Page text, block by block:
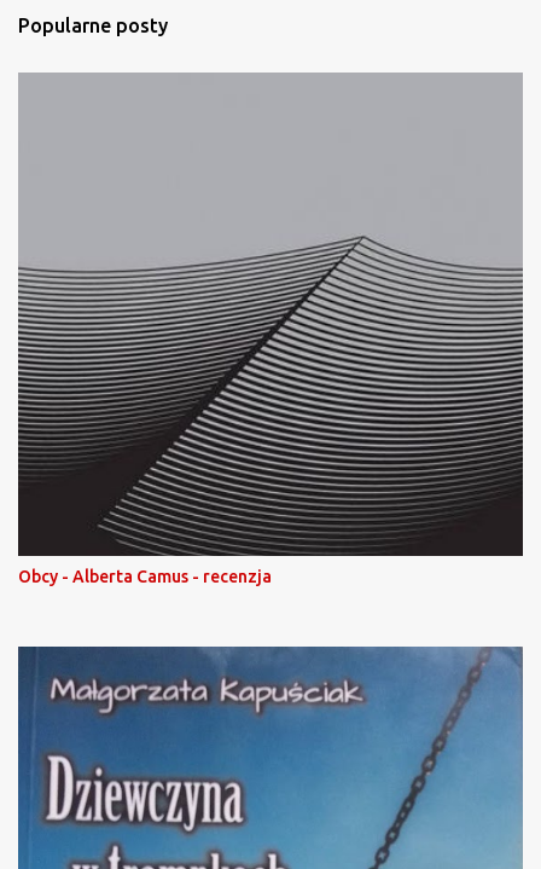
z
e
Popularne posty
Obcy - Alberta Camus - recenzja